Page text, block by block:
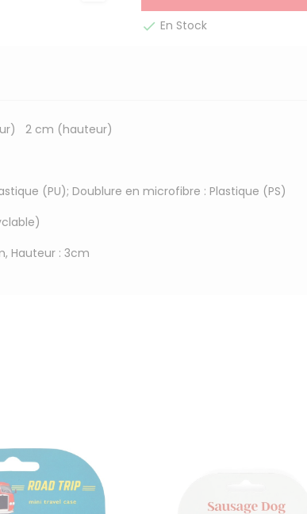
 En Stock
2 cm (hauteur)
(PU); Doublure en microfibre : Plastique (PS)
Hauteur : 3cm